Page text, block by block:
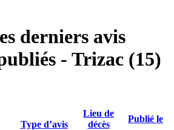
derniers avis
- Trizac (15)
Type d’avis
Lieu de
décès
Publié le